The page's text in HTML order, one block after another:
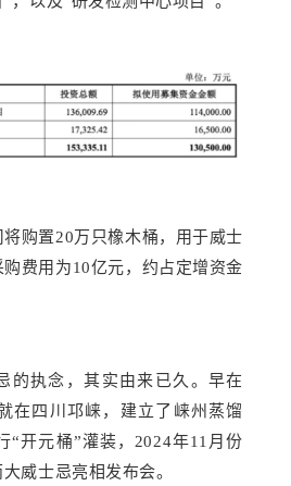
将购置20万只橡木桶， 用于威士
购费用为10亿元， 约占定增资金
的执念，其实由来已久。早在
在四川邛崃，建立了崃州蒸馏
“开元桶”灌装，2024年11月份
威士忌亮相发布会。